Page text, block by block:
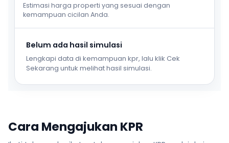
Estimasi harga properti yang sesuai dengan
kemampuan cicilan Anda.
Belum ada hasil simulasi
Lengkapi data di kemampuan kpr, lalu klik Cek
Sekarang untuk melihat hasil simulasi.
Cara Mengajukan KPR